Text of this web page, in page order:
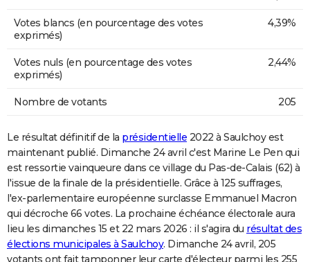
Votes blancs (en pourcentage des votes
exprimés)
4,39%
Votes nuls (en pourcentage des votes
exprimés)
2,44%
Nombre de votants 205
Le résultat définitif de la présidentielle 2022 à Saulchoy est
maintenant publié. Dimanche 24 avril c'est Marine Le Pen qui
est ressortie vainqueure dans ce village du Pas-de-Calais (62) à
l'issue de la finale de la présidentielle. Grâce à 125 suffrages,
l'ex-parlementaire européenne surclasse Emmanuel Macron
qui décroche 66 votes. La prochaine échéance électorale aura
lieu les dimanches 15 et 22 mars 2026 : il s'agira du résultat des
élections municipales à Saulchoy. Dimanche 24 avril, 205
votants ont fait tamponner leur carte d'électeur parmi les 255